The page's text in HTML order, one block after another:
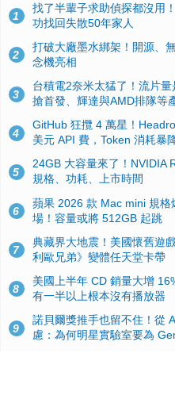
1
找了半輩子求助偵探都沒用
功找回失散50年家人
2
打破大廠墨水綁架！開源、
念機亮相
3
台積電2奈米太猛了！流片
搶首發、輝達與AMD排隊等
4
GitHub 狂攬 4 萬星！
美元 API 費，Token 消耗暴
5
24GB 大容量來了！NVIDIA
規格、功耗、上市時間
6
蘋果 2026 款 Mac mini 規
場！容量或將 512GB 起跳
7
典藏界大地震！美國懷舊遊
利歐兄弟》變體任天堂卡帶
8
美國上半年 CD 銷量大增
有一半以上根本沒有播放器
9
諾貝爾獎推手也留不住！從
慮：為何明星實驗室要為